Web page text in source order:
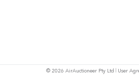
© 2026 AirAuctioneer Pty Ltd User